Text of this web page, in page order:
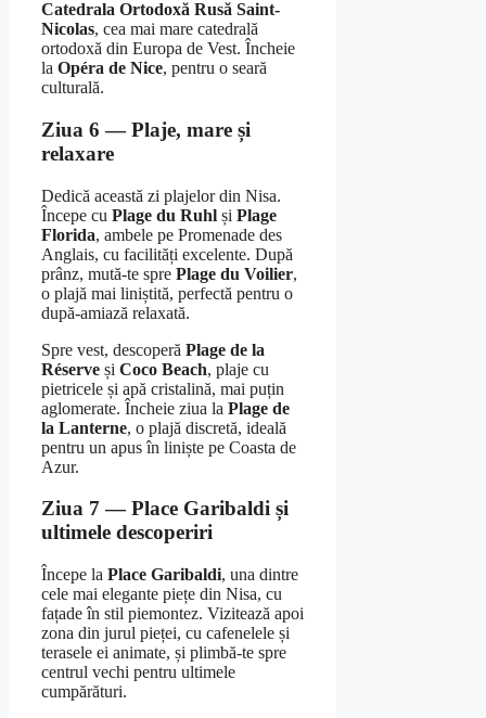
Catedrala Ortodoxă Rusă Saint-
Nicolas, cea mai mare catedrală
ortodoxă din Europa de Vest. Încheie
la Opéra de Nice, pentru o seară
culturală.
Ziua 6 — Plaje, mare și
relaxare
Dedică această zi plajelor din Nisa.
Începe cu Plage du Ruhl și Plage
Florida, ambele pe Promenade des
Anglais, cu facilități excelente. După
prânz, mută-te spre Plage du Voilier,
o plajă mai liniștită, perfectă pentru o
după-amiază relaxată.
Spre vest, descoperă Plage de la
Réserve și Coco Beach, plaje cu
pietricele și apă cristalină, mai puțin
aglomerate. Încheie ziua la Plage de
la Lanterne, o plajă discretă, ideală
pentru un apus în liniște pe Coasta de
Azur.
Ziua 7 — Place Garibaldi și
ultimele descoperiri
Începe la Place Garibaldi, una dintre
cele mai elegante piețe din Nisa, cu
fațade în stil piemontez. Vizitează apoi
zona din jurul pieței, cu cafenelele și
terasele ei animate, și plimbă-te spre
centrul vechi pentru ultimele
cumpărături.